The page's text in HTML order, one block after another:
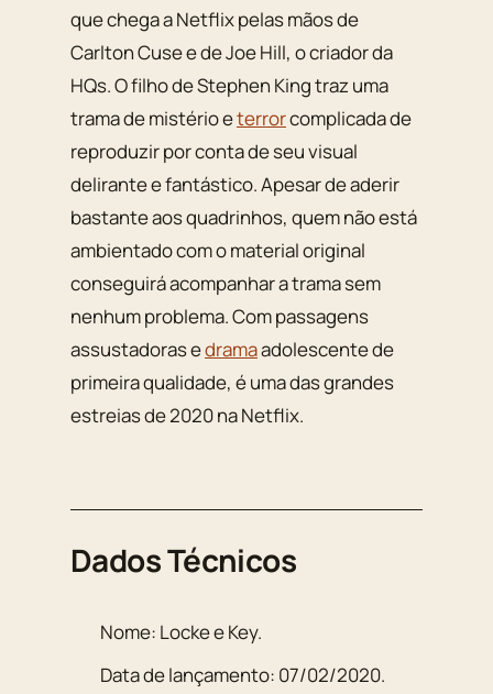
que chega a Netflix pelas mãos de
Carlton Cuse e de Joe Hill, o criador da
HQs. O filho de Stephen King traz uma
trama de mistério eterrorcomplicada de
reproduzir por conta de seu visual
delirante e fantástico. Apesar de aderir
bastante aos quadrinhos, quem não está
ambientado com o material original
conseguirá acompanhar a trama sem
nenhum problema. Com passagens
assustadoras edramaadolescente de
primeira qualidade, é uma das grandes
estreias de 2020 na Netflix.
Dados Técnicos
Nome: Locke e Key.
Data de lançamento: 07/02/2020.